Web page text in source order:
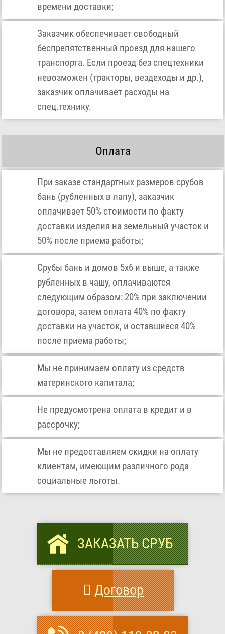
времени доставки;
Заказчик обеспечивает свободный
беспрепятственный проезд для нашего
транспорта. Если проезд без спецтехники
невозможен (тракторы, вездеходы и др.),
заказчик оплачивает расходы на
спец.технику.
Оплата
При заказе стандартных размеров срубов
бань (рубленных в лапу), заказчик
оплачивает 50% стоимости по факту
доставки изделия на земельный участок и
50% после приема работы;
Срубы бань и домов 5х6 и выше, а также
рубленных в чашу, оплачиваются
следующим образом: 20% при заключении
договора, затем оплата 40% по факту
доставки на участок, и оставшиеся 40%
после приема работы;
Мы не принимаем оплату из средств
материнского капитала;
Не предусмотрена оплата в кредит и в
рассрочку;
Мы не предоставляем скидки на оплату
клиентам, имеющим различного рода
социальные льготы.
ЗАКАЗАТЬ СРУБ
Договор